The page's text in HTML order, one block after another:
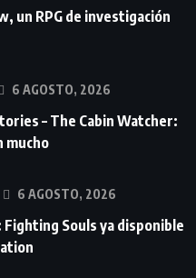
un RPG de investigación
6 AGOSTO, 2026
– The Cabin Watcher:
mucho
6 AGOSTO, 2026
Souls ya disponible